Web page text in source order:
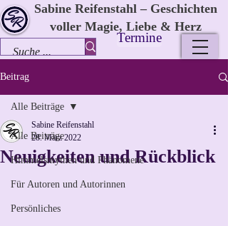
Sabine Reifenstahl – Geschichten
voller Magie, Liebe & Herz
Termine
Beitrag
Alle Beiträge
Himmelsmythen und Phänomene
Für Autoren und Autorinnen
Persönliches
Alle Beiträge
Neuigkeiten und Rückblick
Sabine Reifenstahl
28. März 2022